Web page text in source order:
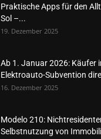
Praktische Apps für den
Sol –...
19. Dezember 2025
Ab 1. Januar 2026: Käufer
Elektroauto-Subvention
16. Dezember 2025
Modelo 210:
Selbstnutzung von